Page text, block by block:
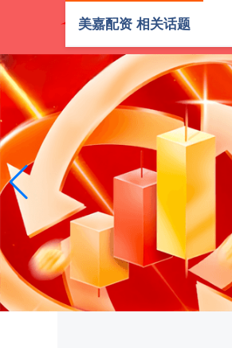
美嘉配资 相关话题